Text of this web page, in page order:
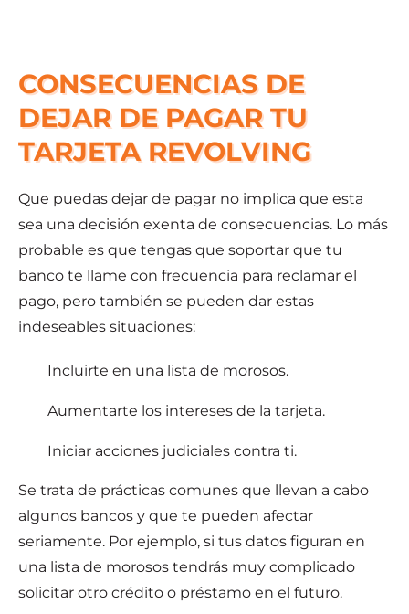
CONSECUENCIAS DE
DEJAR DE PAGAR TU
TARJETA REVOLVING
Que puedas dejar de pagar no implica que esta
sea una decisión exenta de consecuencias. Lo más
probable es que tengas que soportar que tu
banco te llame con frecuencia para reclamar el
pago, pero también se pueden dar estas
indeseables situaciones:
Incluirte en una lista de morosos.
Aumentarte los intereses de la tarjeta.
Iniciar acciones judiciales contra ti.
Se trata de prácticas comunes que llevan a cabo
algunos bancos y que te pueden afectar
seriamente. Por ejemplo, si tus datos figuran en
una lista de morosos tendrás muy complicado
solicitar otro crédito o préstamo en el futuro.